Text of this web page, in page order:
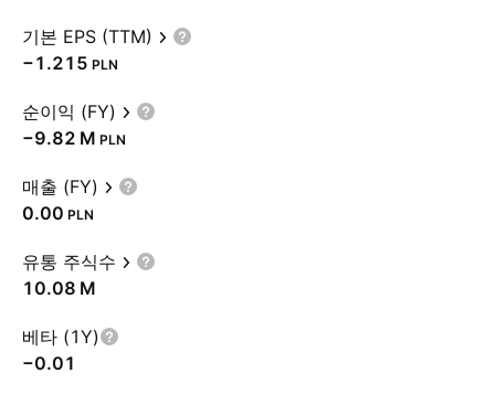
기본 EPS (TTM)
−1.215 PLN
순이익 (FY)
‪−9.82 M‬ PLN
매출 (FY)
0.00 PLN
유통 주식수
‪10.08 M‬
베타 (1Y)
−0.01